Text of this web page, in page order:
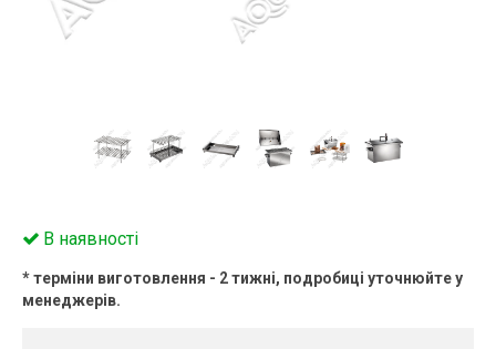
В наявності
* терміни виготовлення - 2 тижні, подробиці уточнюйте у
менеджерів.